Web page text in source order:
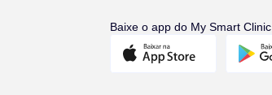
Baixe o app do My Smart Clinic